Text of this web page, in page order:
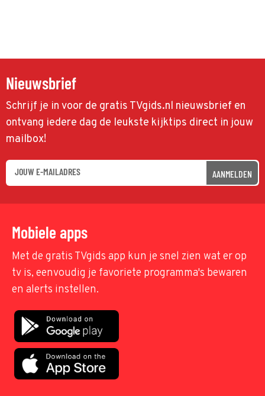
Nieuwsbrief
Schrijf je in voor de gratis TVgids.nl nieuwsbrief en
ontvang iedere dag de leukste kijktips direct in jouw
mailbox!
AANMELDEN
Mobiele apps
Met de gratis TVgids app kun je snel zien wat er op
tv is, eenvoudig je favoriete programma's bewaren
en alerts instellen.